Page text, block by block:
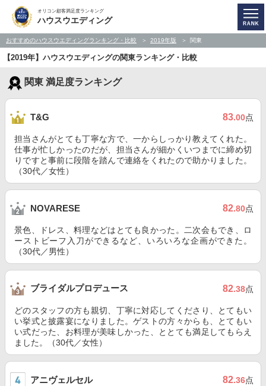
オリコン顧客満足度ランキング
ハウスウエディング
おすすめのハウスウエディングランキング・比較 2019年版 関東
【2019年】ハウスウエディングの関東ランキング・比較
関東 満足度ランキング
T&G 83.00点
担当さんがとても丁寧な方で、一からしっかり教えてくれた。
仕事が忙しかったのだが、担当さんが細かくいつまでに締め切
りですと事前に段階を踏んで連絡をくれたので助かりました。
（30代／女性）
NOVARESE 82.80点
景色、ドレス、料理などはとても良かった。二次会もでき、ロ
ーストビーフ入刀ができるなど、いろいろな企画ができた。
（30代／男性）
ブライダルプロデュース 82.38点
どのスタッフの方も親切、丁寧に対応してくださり、とてもい
い挙式と披露宴になりました。ゲストの方々からも、とてもい
い式だった、お料理が美味しかった、ととても満足してもらえ
ました。（30代／女性）
アニヴェルセル 82.36点